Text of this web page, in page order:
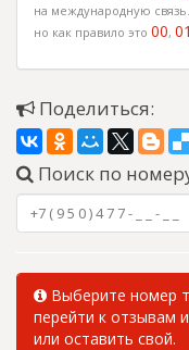
на международную
но как правило это 00,
Поделиться:
Поиск по
Выберите номер
перейти к отзывам
или оставить свой.